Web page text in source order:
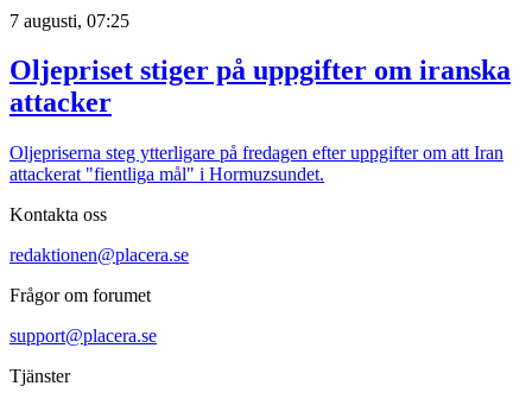
7 augusti, 07:25
Oljepriset stiger på uppgifter om iranska
attacker
Oljepriserna steg ytterligare på fredagen efter uppgifter om att Iran
attackerat "fientliga mål" i Hormuzsundet.
Kontakta oss
redaktionen@placera.se
Frågor om forumet
support@placera.se
Tjänster